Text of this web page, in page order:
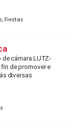
Fiestas
cámara LUTZ-
fin de promover e
diversas